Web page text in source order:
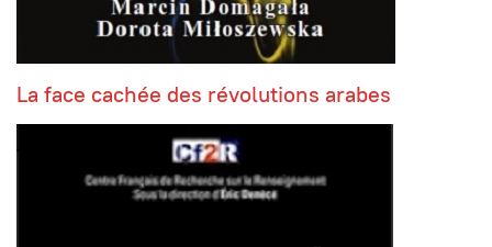
La face cachée des révolutions arabes